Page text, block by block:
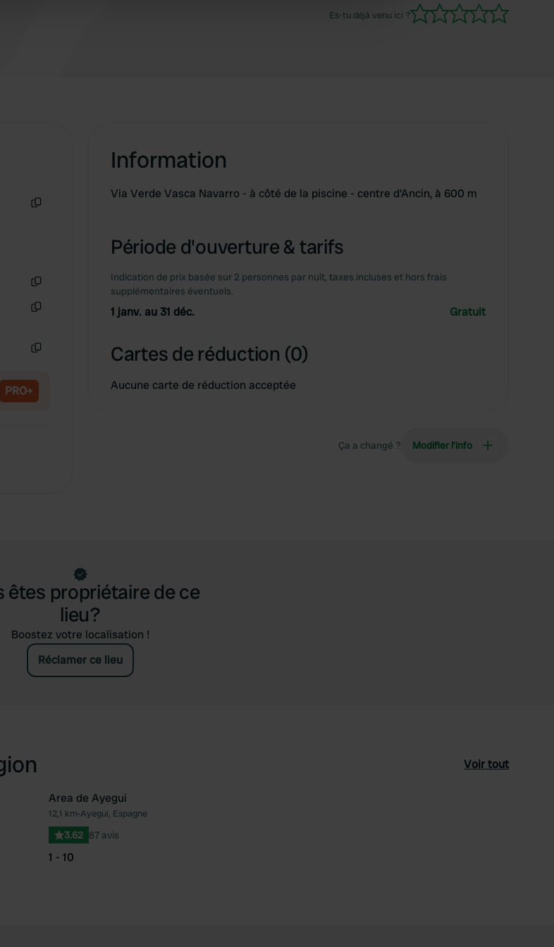
Es-tu déjà venu ici ?
PRO+
Information
Via Verde Vasca Navarro - à côté de la piscine - centre d'Ancin, à 600 m
Période d'ouverture & tarifs
Indication de prix basée sur 2 personnes par nuit, taxes incluses et hors frais
supplémentaires éventuels.
1 janv. au 31 déc. Gratuit
Cartes de réduction (0)
Aucune carte de réduction acceptée
Ça a changé ? Modifier l’info
êtes propriétaire de ce
lieu?
Boostez votre localisation !
Réclamer ce lieu
Voir tout
Préféré
Area de Ayegui
12,1 km•Ayegui, Espagne
3.62 87 avis
1 - 10